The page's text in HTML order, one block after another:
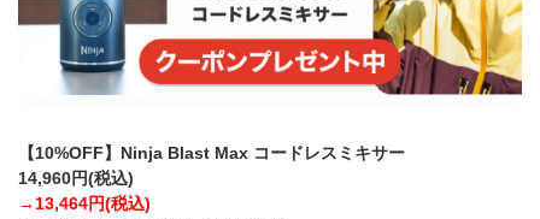
【10%OFF】Ninja Blast Max コードレスミキサー
14,960円(税込)
→13,464円(税込)